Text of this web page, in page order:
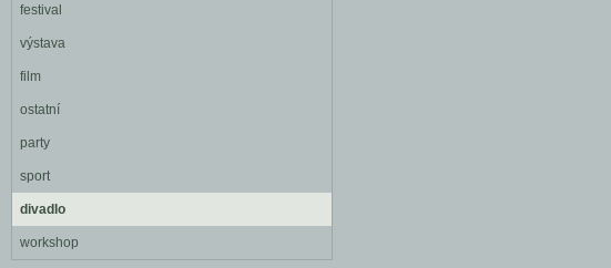
festival
výstava
film
ostatní
party
sport
divadlo
workshop